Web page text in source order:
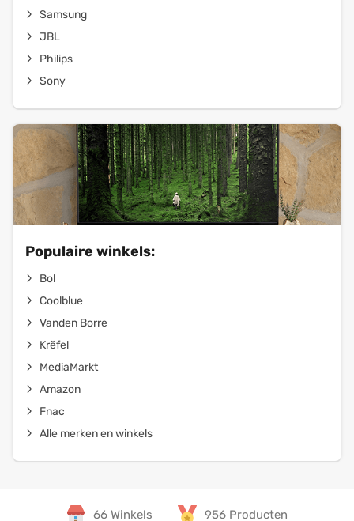
Samsung
JBL
Philips
Sony
Populaire winkels:
Bol
Coolblue
Vanden Borre
Krëfel
MediaMarkt
Amazon
Fnac
Alle merken en winkels
66 Winkels 956 Producten